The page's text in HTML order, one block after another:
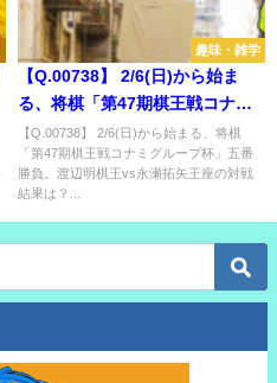
趣味・雑学
【Q.00738】 2/6(日)から始ま
る、将棋「第47期棋王戦コナミ
グループ杯」五番勝負。渡辺明
棋王vs永瀬拓矢王座の対戦結果
は？
【Q.00738】 2/6(日)から始まる、将棋
「第47期棋王戦コナミグループ杯」五番
勝負。渡辺明棋王vs永瀬拓矢王座の対戦
結果は？...